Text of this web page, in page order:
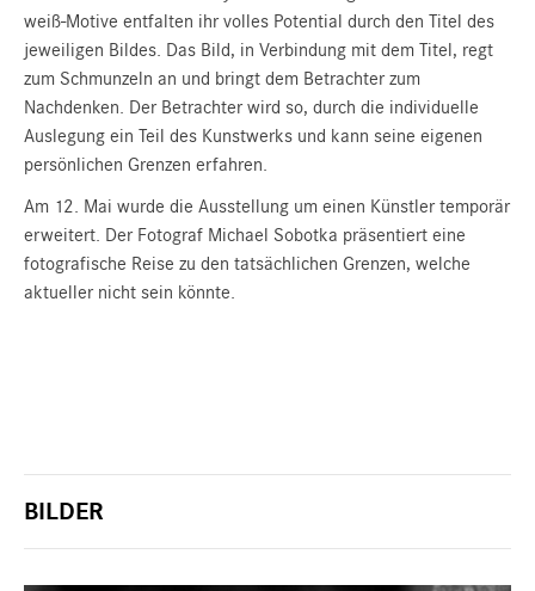
weiß-Motive entfalten ihr volles Potential durch den Titel des
jeweiligen Bildes. Das Bild, in Verbindung mit dem Titel, regt
zum Schmunzeln an und bringt dem Betrachter zum
Nachdenken. Der Betrachter wird so, durch die individuelle
Auslegung ein Teil des Kunstwerks und kann seine eigenen
persönlichen Grenzen erfahren.
Am 12. Mai wurde die Ausstellung um einen Künstler temporär
erweitert. Der Fotograf Michael Sobotka präsentiert eine
fotografische Reise zu den tatsächlichen Grenzen, welche
aktueller nicht sein könnte.
BILDER